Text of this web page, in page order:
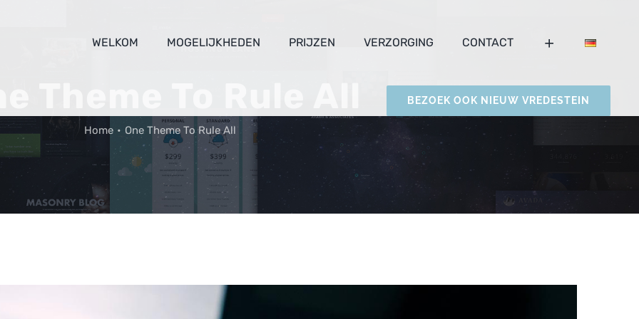
WELKOM MOGELIJKHEDEN PRIJZEN VERZORGING CONTACT
BEZOEK OOK NIEUW VREDESTEIN
Home One Theme To Rule All